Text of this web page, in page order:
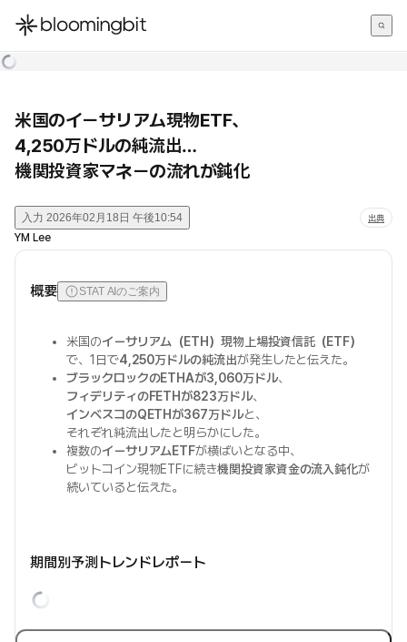
한국어
米国のイーサリアム現物ETF、
4,250万ドルの純流出…
機関投資家マネーの流れが鈍化
入力 2026年02月18日 午後10:54 出典
YM Lee
概要 STAT AIのご案内
米国のイーサリアム（ETH）現物上場投資信託（ETF）
で、1日で4,250万ドルの純流出が発生したと伝えた。
ブラックロックのETHAが3,060万ドル、
フィデリティのFETHが823万ドル、
インベスコのQETHが367万ドルと、
それぞれ純流出したと明らかにした。
複数のイーサリアムETFが横ばいとなる中、
ビットコイン現物ETFに続き機関投資家資金の流入鈍化が
続いていると伝えた。
期間別予測トレンドレポート